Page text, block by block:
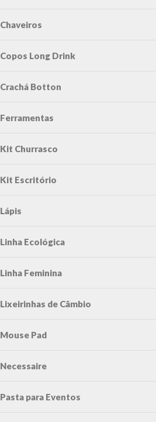
Chaveiros
Copos Long Drink
Crachá Botton
Ferramentas
Kit Churrasco
Kit Escritório
Lápis
Linha Ecológica
Linha Feminina
Lixeirinhas de Câmbio
Mouse Pad
Necessaire
Pasta para Eventos